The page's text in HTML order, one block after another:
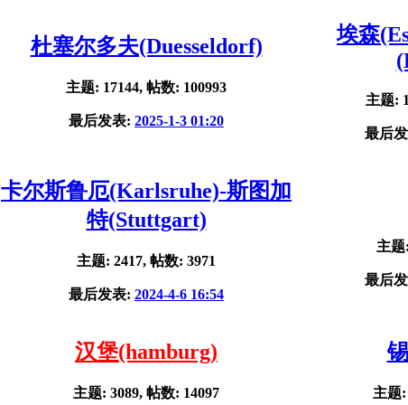
杜塞尔多夫(Duesseldorf)
主题: 17144, 帖数: 100993
最后发表: 2025-1-3 01:20
埃森
主题:
最后
卡尔斯鲁厄(Karlsruhe)-斯图加
特(Stuttgart)
主题: 2417, 帖数: 3971
最后发表: 2024-4-6 16:54
主题
最后
汉堡(hamburg)
主题: 3089, 帖数: 14097 主题: